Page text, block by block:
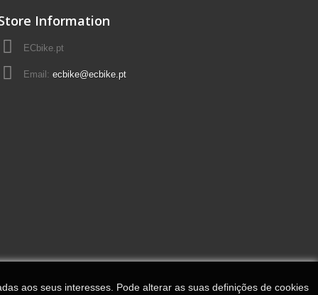
Information
ECbike.pt
Email: ecbike@ecbike.pt
aos seus interesses. Pode alterar as suas definições de cookies